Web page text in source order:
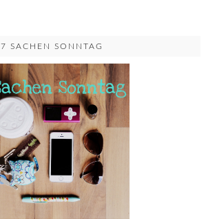
7 SACHEN SONNTAG